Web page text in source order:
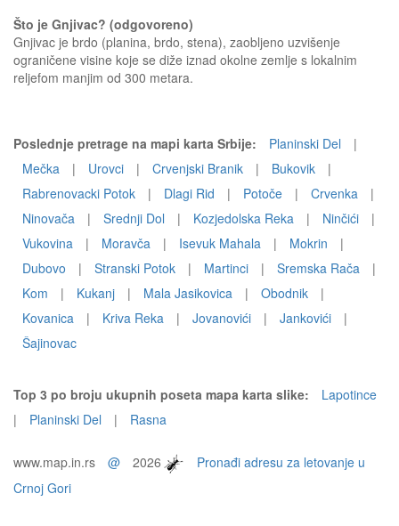
Što je Gnjivac? (odgovoreno)
Gnjivac je brdo (planina, brdo, stena), zaobljeno uzvišenje
ograničene visine koje se diže iznad okolne zemlje s lokalnim
reljefom manjim od 300 metara.
Poslednje pretrage na mapi karta Srbije: Planinski Del
|
Mečka
| Urovci | Crvenjski Branik | Bukovik
|
Rabrenovacki Potok
| Dlagi Rid | Potoče | Crvenka
|
Ninovača
| Srednji Dol | Kozjedolska Reka | Ninčići
|
Vukovina
| Moravča | Isevuk Mahala | Mokrin
|
Dubovo
| Stranski Potok | Martinci | Sremska Rača
|
Kom
| Kukanj | Mala Jasikovica | Obodnik
|
Kovanica
| Kriva Reka | Jovanovići | Jankovići
|
Šajinovac
Top 3 po broju ukupnih poseta mapa karta slike:
Lapotince
|
Planinski Del | Rasna
www.map.in.rs @ 2026
Pronađi adresu za letovanje u
Crnoj Gori